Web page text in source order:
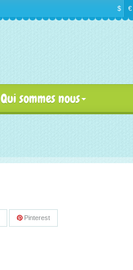
$ €
Qui sommes nous
Pinterest